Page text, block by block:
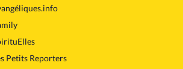
Petits Reporters